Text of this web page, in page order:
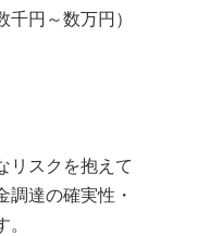
円～数万円）
リスクを抱えて
調達の確実性・